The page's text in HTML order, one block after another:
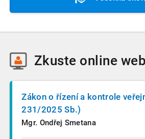
Zkuste online
Zákon o řízení a kontrole
231/2025 Sb.)
Mgr. Ondřej Smetana